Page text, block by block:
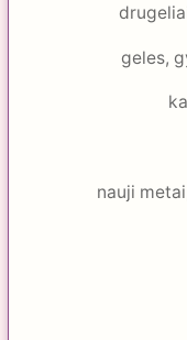
geles,
nauji